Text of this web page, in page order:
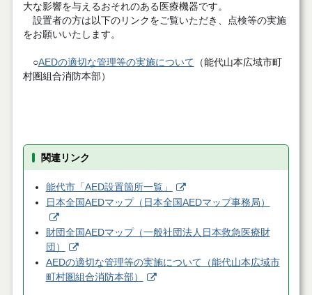
大な影響を与えるおそれのある医療機器です。
設置者の方は以下のリンクをご覧いただき、点検等の実施
をお願いいたします。
○AEDの適切な管理等の実施について （能代山本広域市町
村圏組合消防本部）
関連リンク
能代市「AED設置箇所一覧」
日本全国AEDマップ（日本全国AEDマップ事務局）
財団全国AEDマップ（一般社団法人日本救急医療財
団）
AEDの適切な管理等の実施について（能代山本広域市
町村圏組合消防本部）